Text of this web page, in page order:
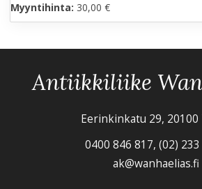
Myyntihinta: 30,00 €
Antiikkiliike
Eerinkinkatu 29, 20100
0400 846 817, (02)
ak@wanhaelias.fi